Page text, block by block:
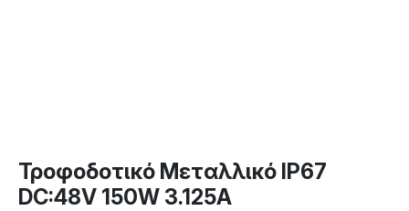
Τροφοδοτικό Μεταλλικό IP67
DC:48V 150W 3.125A